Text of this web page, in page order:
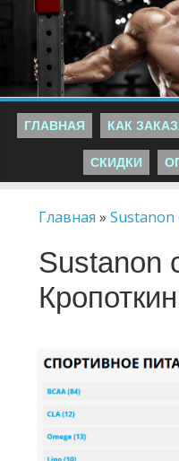
ГЛАВНАЯ КАК
СКИДКИ
Главная »
Sustanon
Кропоткин